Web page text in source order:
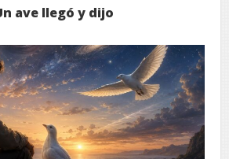
ave llegó y dijo